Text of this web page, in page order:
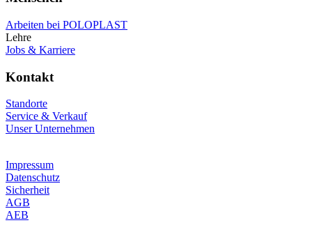
Arbeiten bei POLOPLAST
Lehre
Jobs & Karriere
Kontakt
Standorte
Service & Verkauf
Unser Unternehmen
Impressum
Datenschutz
Sicherheit
AGB
AEB